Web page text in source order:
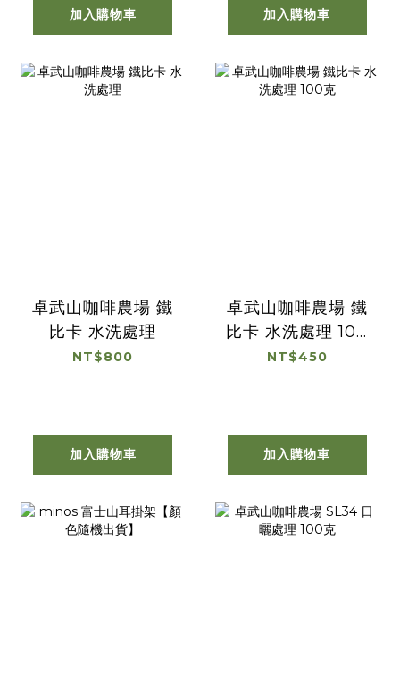
加入購物車 加入購物車
卓武山咖啡農場 鐵
比卡 水洗處理
NT$800
加入購物車
卓武山咖啡農場 鐵
比卡 水洗處理 100
克
NT$450
加入購物車